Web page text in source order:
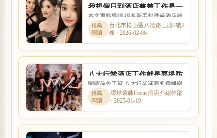
我想假日到酒店兼差工作是一
定要找酒店經紀應徵嗎?
本文重點導讀 很多新手想透過酒店經
紀找工作，卻不清楚經紀是否可靠、
抽成怎麼算。本文整理「我...
台北市松山區八德路三段2號2
樓 · 2026-02-06
八大行業酒店工作就是要提防
求職陷阱並非如此單純
閱讀前先了解 八大行業涵蓋多種娛樂
服務與工作型態，實際內容、收入模
式與風險程度差異很大。本...
環球紫藤Focus酒店介紹幹部
· 2025-01-19